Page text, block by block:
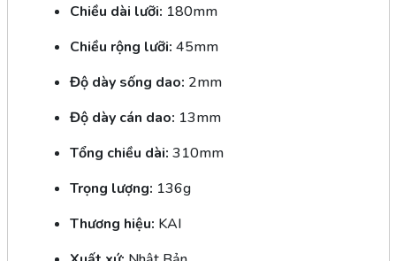
Chiều dài lưỡi: 180mm
Chiều rộng lưỡi: 45mm
Độ dày sống dao: 2mm
Độ dày cán dao: 13mm
Tổng chiều dài: 310mm
Trọng lượng: 136g
Thương hiệu: KAI